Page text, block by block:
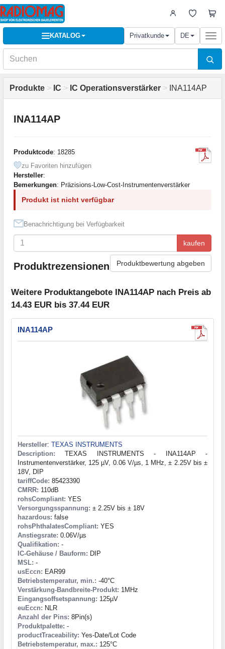
KATALOG Privatkunde DE
Produkte > IC > IC Operationsverstärker > INA114AP
INA114AP
Produktcode: 18285
zu Favoriten hinzufügen
Hersteller:
Bemerkungen: Präzisions-Low-Cost-Instrumentenverstärker
Produkt ist nicht verfügbar
Benachrichtigung bei Verfügbarkeit
kaufen
Produktrezensionen Produktbewertung abgeben
Weitere Produktangebote INA114AP nach Preis ab
14.43 EUR bis 37.44 EUR
INA114AP
Hersteller: TEXAS INSTRUMENTS
Description: TEXAS INSTRUMENTS - INA114AP -
Instrumentenverstärker, 125 µV, 0.06 V/µs, 1 MHz, ± 2.25V bis ±
18V, DIP
tariffCode: 85423390
CMRR: 110dB
rohsCompliant: YES
Versorgungsspannung: ± 2.25V bis ± 18V
hazardous: false
rohsPhthalatesCompliant: YES
Anstiegsrate: 0.06V/µs
Qualifikation: -
IC-Gehäuse / Bauform: DIP
MSL: -
usEccn: EAR99
Betriebstemperatur, min.: -40°C
Verstärkung-Bandbreite-Produkt: 1MHz
Eingangsoffsetspannung: 125µV
euEccn: NLR
Anzahl der Pins: 8Pin(s)
Produktpalette: -
productTraceability: Yes-Date/Lot Code
Betriebstemperatur, max.: 125°C